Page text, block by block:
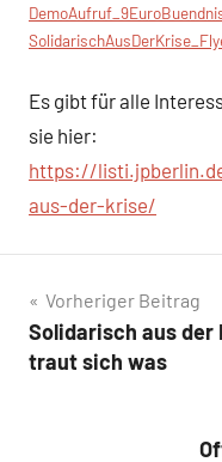
Es gibt für alle
sie hier:
https://
aus-der-krise/
Vorheriger Beitrag
Solidarisch aus der
traut sich was